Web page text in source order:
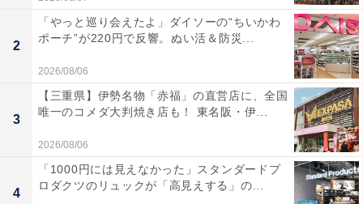
2
「やっと巡り会えたよ」ダイソーの“ちいかわ
ポーチ”が220円で反響。ぬい活＆防災...
2026/08/06
3
【三重県】伊勢名物「赤福」の直営店に、全国
唯一のコメダ大判焼き店も！ 東名阪・伊...
2026/08/06
4
「1000円には見えなかった」スタンダードプ
ロダクツのリュックが「高見えする」の...